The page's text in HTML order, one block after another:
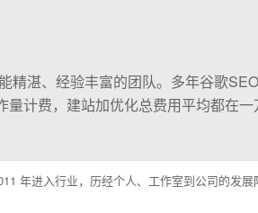
湛、经验丰富的团队。多年谷歌
计费，建站加优化总费用平均都在
年进入行业，历经个人、工作室到公司的发